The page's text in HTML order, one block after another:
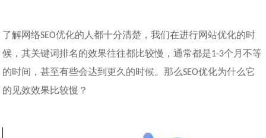
了解网络SEO优化的人都十分清楚，我们在进行网站优化的时
候，其关键词排名的效果往往都比较慢，通常都是1-3个月不等
的时间，甚至有些会达到更久的时候。那么SEO优化为什么它
的见效效果比较慢？